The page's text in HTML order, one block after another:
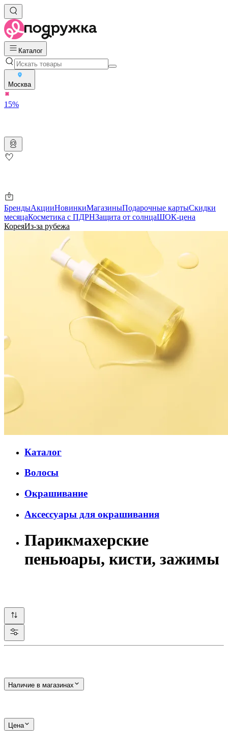
Каталог
Москва
15%
БрендыАкцииНовинкиМагазиныПодарочные картыСкидки
месяцаКосметика с ПДРНЗащита от солнцаШОК-цена
КореяИз-за рубежа
Каталог
Волосы
Окрашивание
Аксессуары для окрашивания
Парикмахерские
пеньюары, кисти, зажимы
Наличие в магазинах
Цена